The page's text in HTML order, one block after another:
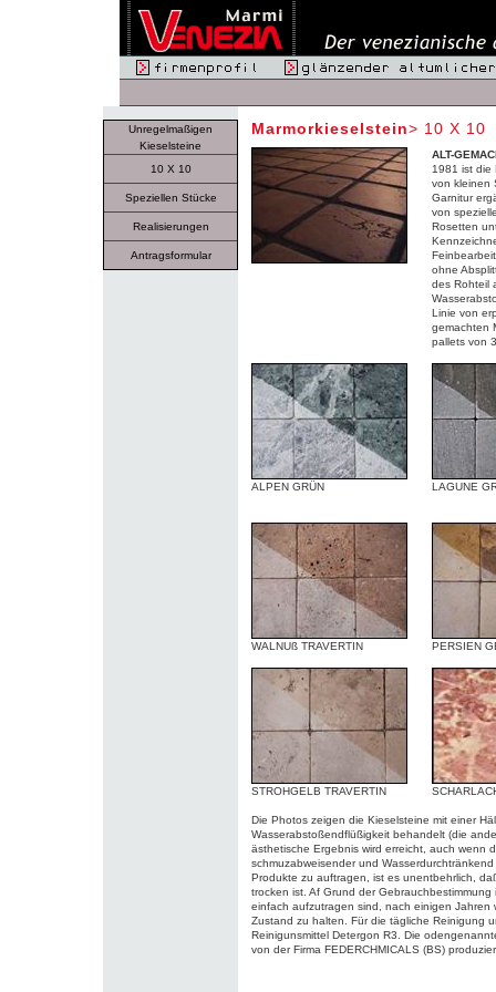
Unregelmaßigen
Kieselsteine
10 X 10
Speziellen Stücke
Realisierungen
Antragsformular
Marmorkieselstein> 10 X 10
ALT-
1981 ist die
von kleinen
Garnitur
von
Rosetten
ohne
des Rohteil
Linie von
gemachten
pallets von
ALPEN GRÜN LAGUNE
WALNUß TRAVERTIN PERSIEN
STROHGELB TRAVERTIN
Die Photos zeigen die Kieselsteine mit einer
Wasserabstoßendflüßigkeit behandelt (die
ästhetische Ergebnis wird erreicht, auch wenn
schmuzabweisender und
Produkte zu auftragen, ist es unentbehrlich,
trocken ist. Af Grund der
einfach aufzutragen sind, nach einigen
Zustand zu halten. Für die tägliche Reinigung
Reinigunsmittel Detergon R3. Die
von der Firma FEDERCHMICALS (BS)